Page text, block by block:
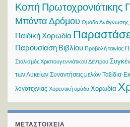
Κοπή Πρωτοχρονιάτικης
Μπάντα Δρόμου Ομάδα Ανάγνωσης
Παιδική Χορωδία
Παρουσίαση Βιβλίου Προβολή ταινίας
Στολισμός Χριστουγεννιάτικου Δέντρου
των Λυκείων Συναντήσεις μελών Ταξίδια-
λογοτεχνίας Χορευτική ομάδα Χορωδία
ΜΕΤΑΣΤΟΙΧΕΊΑ